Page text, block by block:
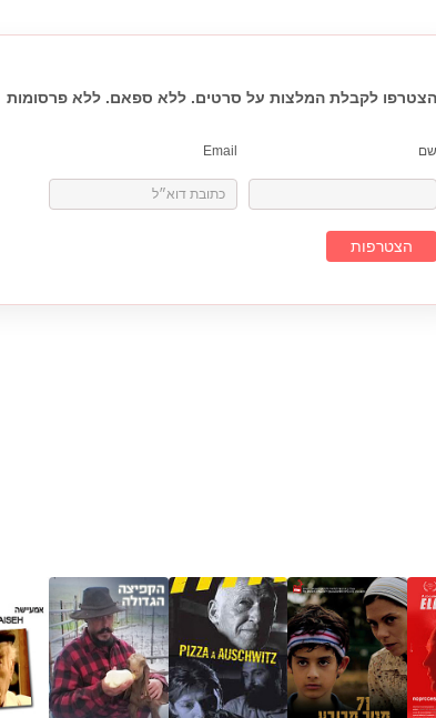
הצטרפו לקבלת המלצות על סרטים. ללא ספאם. ללא פרסומות
שם Email